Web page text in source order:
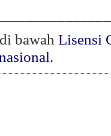
bawah Lisensi
.